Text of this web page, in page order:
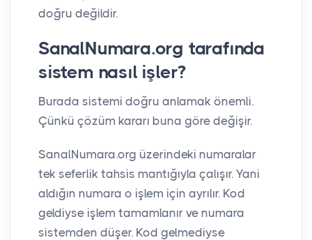
doğru değildir.
SanalNumara.org tarafında
sistem nasıl işler?
Burada sistemi doğru anlamak önemli.
Çünkü çözüm kararı buna göre değişir.
SanalNumara.org üzerindeki numaralar
tek seferlik tahsis mantığıyla çalışır. Yani
aldığın numara o işlem için ayrılır. Kod
geldiyse işlem tamamlanır ve numara
sistemden düşer. Kod gelmediyse